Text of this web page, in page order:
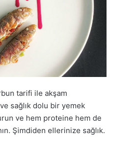
tarifi ile akşam
sağlık dolu bir yemek
ve hem proteine hem de
Şimdiden ellerinize sağlık.